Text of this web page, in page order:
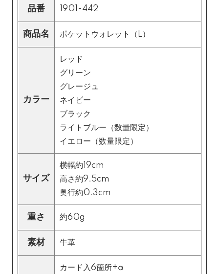
品番 1901-442
商品名 ポケットウォレット（L）
カラー
レッド
グリーン
グレージュ
ネイビー
ブラック
ライトブルー（数量限定）
イエロー（数量限定）
サイズ
横幅約19cm
高さ約9.5cm
奥行約0.3cm
重さ 約60g
素材 牛革
カード入6箇所+α